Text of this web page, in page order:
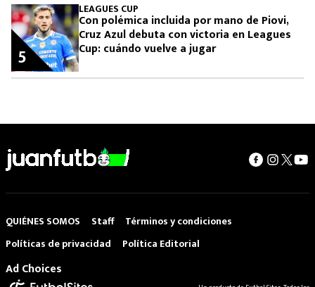
LEAGUES CUP
Con polémica incluida por mano de Piovi,
Cruz Azul debuta con victoria en Leagues
Cup: cuándo vuelve a jugar
5
QUIÉNES SOMOS Staff
Términos y condiciones
Políticas de privacidad
Política Editorial
Ad Choices